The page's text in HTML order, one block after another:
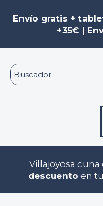
Envío gratis +
+35€ |
Villajoyosa cuna
descuento en
de